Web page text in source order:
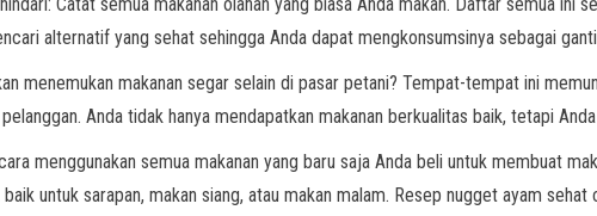
alternatif yang sehat sehingga Anda dapat mengkonsumsinya sebagai
menemukan makanan segar selain di pasar petani? Tempat-tempat ini
Anda tidak hanya mendapatkan makanan berkualitas baik, tetapi
menggunakan semua makanan yang baru saja Anda beli untuk membuat
untuk sarapan, makan siang, atau makan malam. Resep nugget ayam